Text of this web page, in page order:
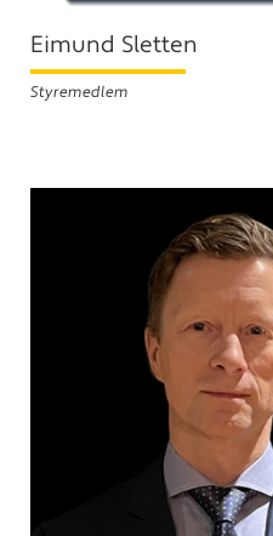
Eimund Sletten
Styremedlem